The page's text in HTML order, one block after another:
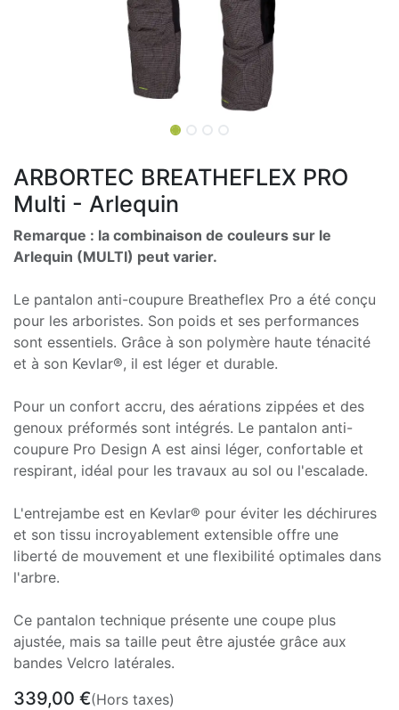
ARBORTEC BREATHEFLEX PRO
Multi - Arlequin
Remarque : la combinaison de couleurs sur le
Arlequin (MULTI) peut varier.
Le pantalon anti-coupure Breatheflex Pro a été conçu
pour les arboristes. Son poids et ses performances
sont essentiels. Grâce à son polymère haute ténacité
et à son Kevlar®, il est léger et durable.
Pour un confort accru, des aérations zippées et des
genoux préformés sont intégrés. Le pantalon anti-
coupure Pro Design A est ainsi léger, confortable et
respirant, idéal pour les travaux au sol ou l'escalade.
L'entrejambe est en Kevlar® pour éviter les déchirures
et son tissu incroyablement extensible offre une
liberté de mouvement et une flexibilité optimales dans
l'arbre.
Ce pantalon technique présente une coupe plus
ajustée, mais sa taille peut être ajustée grâce aux
bandes Velcro latérales.
339,00 €(Hors taxes)